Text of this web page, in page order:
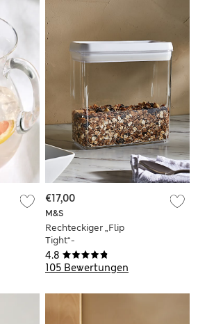
4.8
105 Bewertungen
M&S
Rechteckiger „Flip
Tight“-
Lebensmittelbehälter
2,7 l
€17,00